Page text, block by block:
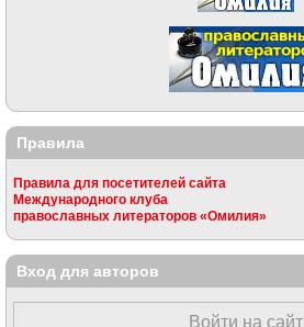
Правила
Правила для посетителей сайта
Международного клуба
православных литераторов «Омилия»
Вход для авторов
Войти на сайт